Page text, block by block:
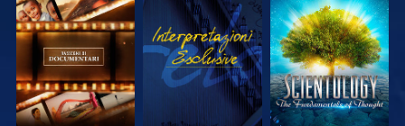
ESPLORA LE
SERIE
GUARDA
ESPLORA LE
SERIE